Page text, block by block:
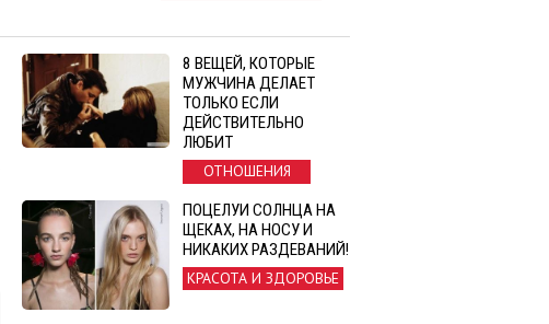
8 ВЕЩЕЙ, КОТОРЫЕ
МУЖЧИНА ДЕЛАЕТ
ТОЛЬКО ЕСЛИ
ДЕЙСТВИТЕЛЬНО
ЛЮБИТ
ОТНОШЕНИЯ
ПОЦЕЛУИ СОЛНЦА НА
ЩЕКАХ, НА НОСУ И
НИКАКИХ РАЗДЕВАНИЙ!
КРАСОТА И ЗДОРОВЬЕ